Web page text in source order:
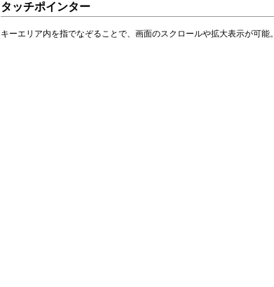
タッチポインター
キーエリア内を指でなぞることで、画面のスクロールや拡大表示が可能。